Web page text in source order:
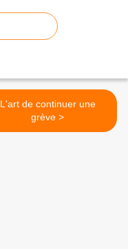
L'art de continuer une
grève >